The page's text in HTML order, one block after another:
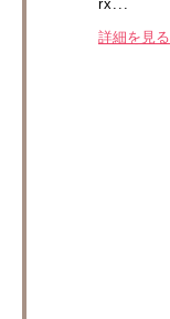
rx...
詳細を見る